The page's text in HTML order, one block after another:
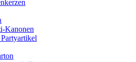
Kanonen